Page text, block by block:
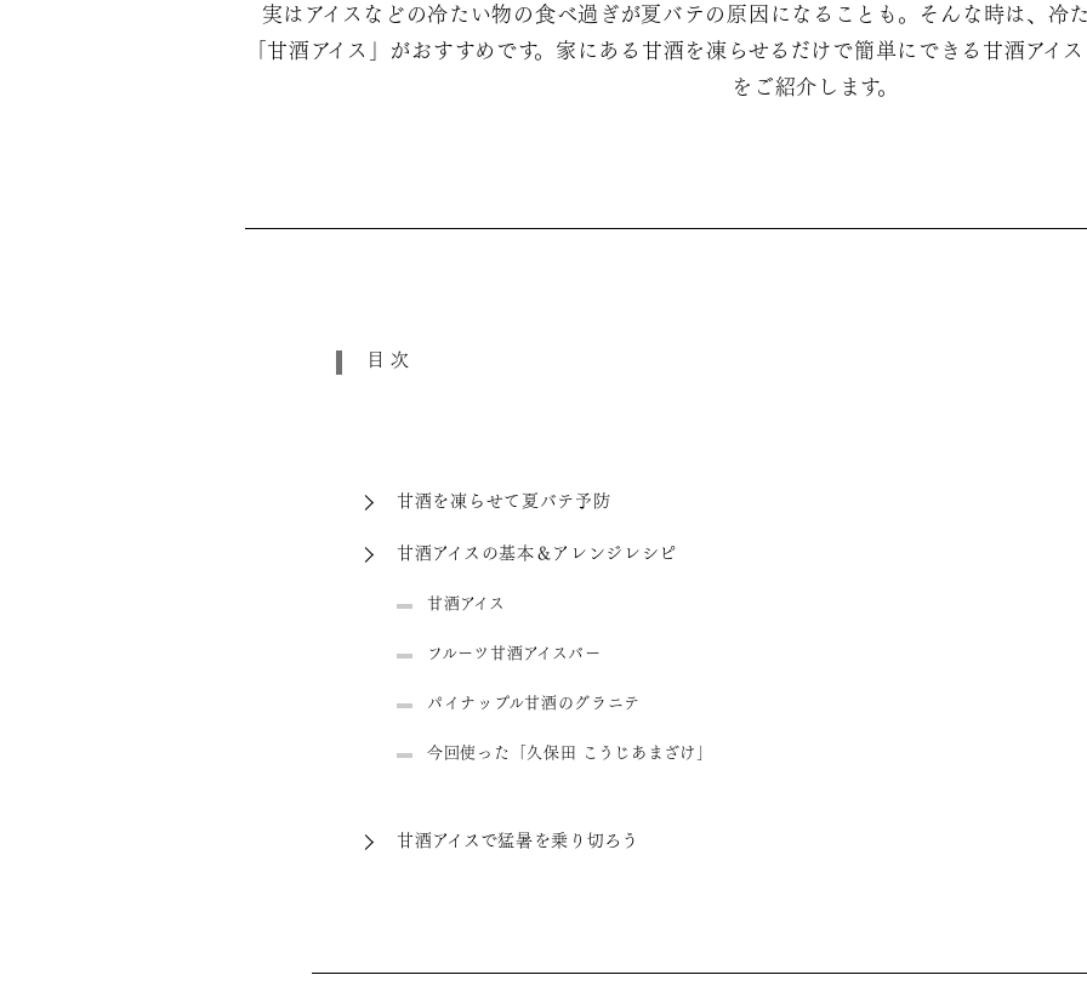
実はアイスなどの冷たい物の食べ過ぎが夏バテの原因になることも。そんな時は、冷
「甘酒アイス」がおすすめです。家にある甘酒を凍らせるだけで簡単にできる甘酒アイ
をご紹介します。
目次
甘酒を凍らせて夏バテ予防
甘酒アイスの基本＆アレンジレシピ
甘酒アイス
フルーツ甘酒アイスバー
パイナップル甘酒のグラニテ
今回使った「久保田 こうじあまざけ」
甘酒アイスで猛暑を乗り切ろう